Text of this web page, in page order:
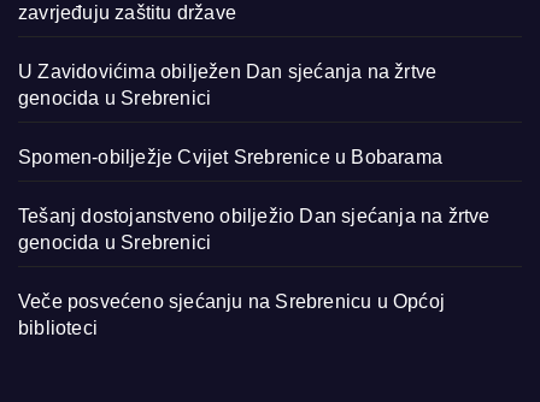
zavrjeđuju zaštitu države
U Zavidovićima obilježen Dan sjećanja na žrtve
genocida u Srebrenici
Spomen-obilježje Cvijet Srebrenice u Bobarama
Tešanj dostojanstveno obilježio Dan sjećanja na žrtve
genocida u Srebrenici
Veče posvećeno sjećanju na Srebrenicu u Općoj
biblioteci